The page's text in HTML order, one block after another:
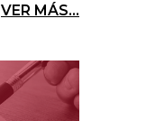
VER MÁS...